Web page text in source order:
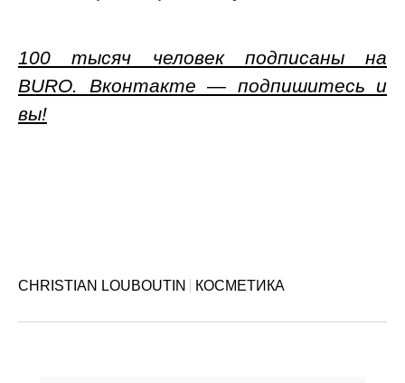
100 тысяч человек подписаны на
BURO. Вконтакте — подпишитесь и
вы!
CHRISTIAN LOUBOUTIN КОСМЕТИКА